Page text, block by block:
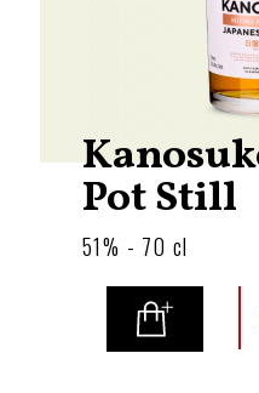
Pot Still
51% - 70 cl